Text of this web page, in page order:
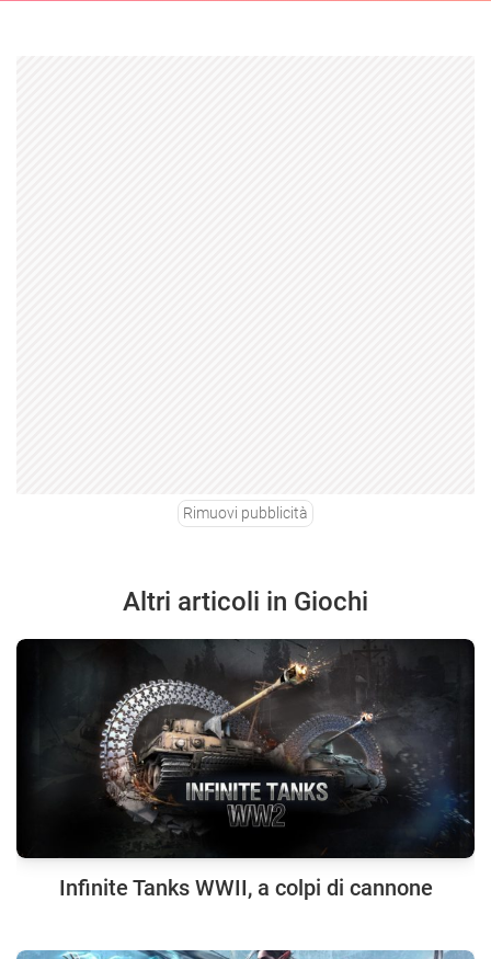
Rimuovi pubblicità
Altri articoli in Giochi
Infinite Tanks WWII, a colpi di cannone